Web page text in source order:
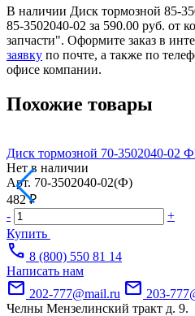
В наличии Диск тормозной 85-
85-3502040-02 за 590.00 руб. от
запчасти". Оформите заказ в
заявку по почте, а также по
офисе компании.
Похожие товары
Диск тормозной 70-3502040-
Нет в наличии
Арт. 70-3502040-02(Ф)
482 ₽
-
+
Купить
call 8 (800) 550 81 14
Написать нам
mail 202-777@mail.ru mail 203-
Челны Мензелинский тракт д. 9.